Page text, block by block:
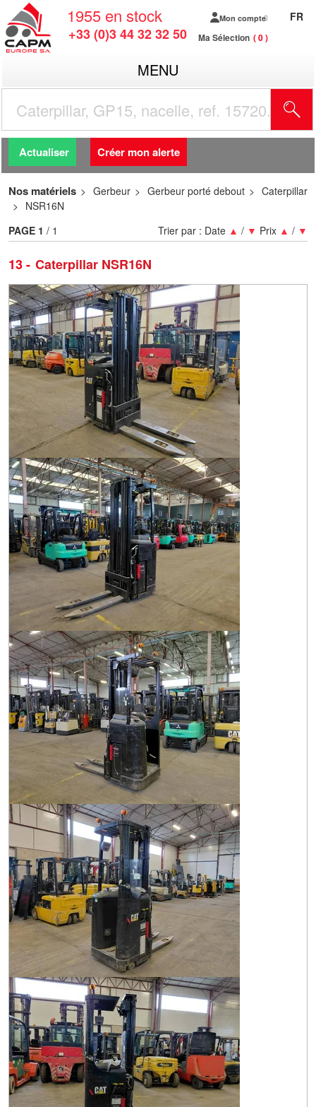
1955 en stock
+33 (0)3 44 32 32 50
Mon compte
Ma Sélection 0
FR
MENU
Actualiser Créer mon alerte
Nos matériels Gerbeur Gerbeur porté debout
Caterpillar
NSR16N
13 Caterpillar NSR16N
Trier par : Date ▲ / ▼ Prix ▲ / ▼
PAGE 1 / 1